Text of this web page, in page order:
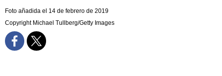
Foto añadida el 14 de febrero de 2019
Copyright Michael Tullberg/Getty Images